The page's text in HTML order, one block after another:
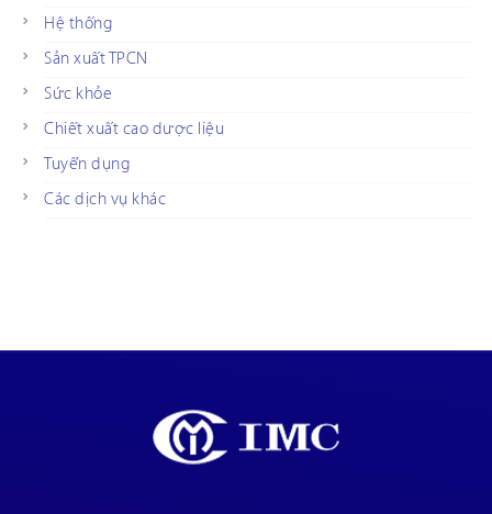
Hệ thống
Sản xuất TPCN
Sức khỏe
Chiết xuất cao dược liệu
Tuyển dụng
Các dịch vụ khác